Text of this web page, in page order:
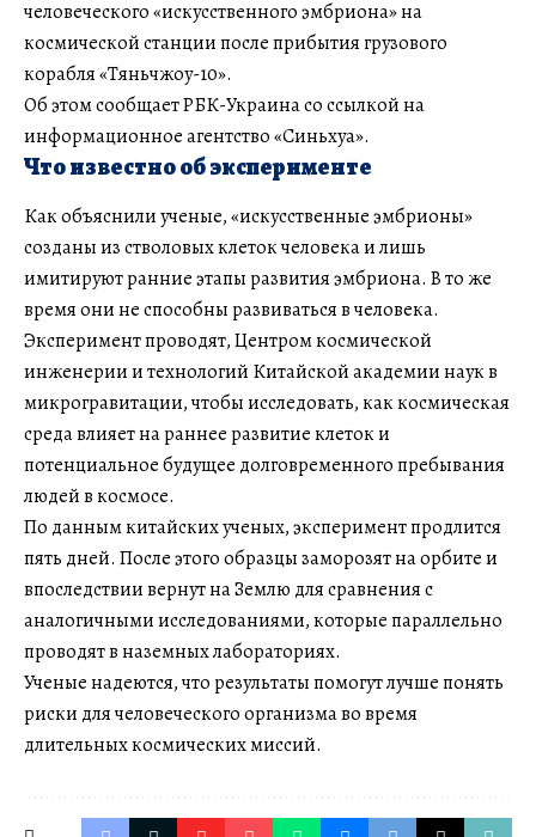
человеческого «искусственного эмбриона» на
космической станции после прибытия грузового
корабля «Тяньчжоу-10».
Об этом сообщает РБК-Украина со ссылкой на
информационное агентство «Синьхуа».
Что известно об эксперименте
Как объяснили ученые, «искусственные эмбрионы»
созданы из стволовых клеток человека и лишь
имитируют ранние этапы развития эмбриона. В то же
время они не способны развиваться в человека.
Эксперимент проводят, Центром космической
инженерии и технологий Китайской академии наук в
микрогравитации, чтобы исследовать, как космическая
среда влияет на раннее развитие клеток и
потенциальное будущее долговременного пребывания
людей в космосе.
По данным китайских ученых, эксперимент продлится
пять дней. После этого образцы заморозят на орбите и
впоследствии вернут на Землю для сравнения с
аналогичными исследованиями, которые параллельно
проводят в наземных лабораториях.
Ученые надеются, что результаты помогут лучше понять
риски для человеческого организма во время
длительных космических миссий.